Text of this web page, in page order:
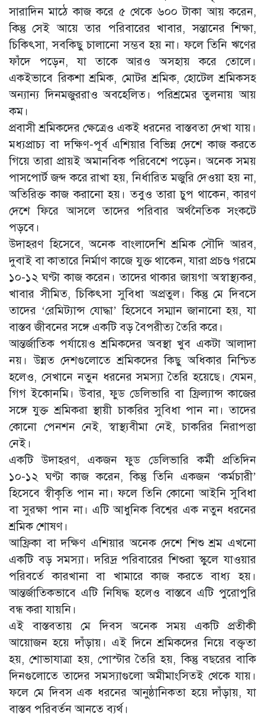
সারাদিন মাঠে কাজ করে ৫ থেকে ৬০০ টাকা আয় করেন,
কিন্তু সেই আয়ে তার পরিবারের খাবার, সন্তানের শিক্ষা,
চিকিৎসা, সবকিছু চালানো সম্ভব হয় না। ফলে তিনি ঋণের
ফাঁদে পড়েন, যা তাকে আরও অসহায় করে তোলে।
একইভাবে রিকশা শ্রমিক, মোটর শ্রমিক, হোটেল শ্রমিকসহ
অন্যান্য দিনমজুররাও অবহেলিত। পরিশ্রমের তুলনায় আয়
কম।
প্রবাসী শ্রমিকদের ক্ষেত্রেও একই ধরনের বাস্তবতা দেখা যায়।
মধ্যপ্রাচ্য বা দক্ষিণ-পূর্ব এশিয়ার বিভিন্ন দেশে কাজ করতে
গিয়ে তারা প্রায়ই অমানবিক পরিবেশে পড়েন। অনেক সময়
পাসপোর্ট জব্দ করে রাখা হয়, নির্ধারিত মজুরি দেওয়া হয় না,
অতিরিক্ত কাজ করানো হয়। তবুও তারা চুপ থাকেন, কারণ
দেশে ফিরে আসলে তাদের পরিবার অর্থনৈতিক সংকটে
পড়বে।
উদাহরণ হিসেবে, অনেক বাংলাদেশি শ্রমিক সৌদি আরব,
দুবাই বা কাতারে নির্মাণ কাজে যুক্ত থাকেন, যারা প্রচণ্ড গরমে
১০-১২ ঘণ্টা কাজ করেন। তাদের থাকার জায়গা অস্বাস্থ্যকর,
খাবার সীমিত, চিকিৎসা সুবিধা অপ্রতুল। কিন্তু মে দিবসে
তাদের ‘রেমিট্যান্স যোদ্ধা’ হিসেবে সম্মান জানানো হয়, যা
বাস্তব জীবনের সঙ্গে একটি বড় বৈপরীত্য তৈরি করে।
আন্তর্জাতিক পর্যায়েও শ্রমিকদের অবস্থা খুব একটা আলাদা
নয়। উন্নত দেশগুলোতে শ্রমিকদের কিছু অধিকার নিশ্চিত
হলেও, সেখানে নতুন ধরনের সমস্যা তৈরি হয়েছে। যেমন,
গিগ ইকোনমি। উবার, ফুড ডেলিভারি বা ফ্রিল্যান্স কাজের
সঙ্গে যুক্ত শ্রমিকরা স্থায়ী চাকরির সুবিধা পান না। তাদের
কোনো পেনশন নেই, স্বাস্থ্যবীমা নেই, চাকরির নিরাপত্তা
নেই।
একটি উদাহরণ, একজন ফুড ডেলিভারি কর্মী প্রতিদিন
১০-১২ ঘণ্টা কাজ করেন, কিন্তু তিনি একজন ‘কর্মচারী’
হিসেবে স্বীকৃতি পান না। ফলে তিনি কোনো আইনি সুবিধা
বা সুরক্ষা পান না। এটি আধুনিক বিশ্বের এক নতুন ধরনের
শ্রমিক শোষণ।
আফ্রিকা বা দক্ষিণ এশিয়ার অনেক দেশে শিশু শ্রম এখনো
একটি বড় সমস্যা। দরিদ্র পরিবারের শিশুরা স্কুলে যাওয়ার
পরিবর্তে কারখানা বা খামারে কাজ করতে বাধ্য হয়।
আন্তর্জাতিকভাবে এটি নিষিদ্ধ হলেও বাস্তবে এটি পুরোপুরি
বন্ধ করা যায়নি।
এই বাস্তবতায় মে দিবস অনেক সময় একটি প্রতীকী
আয়োজন হয়ে দাঁড়ায়। এই দিনে শ্রমিকদের নিয়ে বক্তৃতা
হয়, শোভাযাত্রা হয়, পোস্টার তৈরি হয়, কিন্তু বছরের বাকি
দিনগুলোতে তাদের সমস্যাগুলো অমীমাংসিতই থেকে যায়।
ফলে মে দিবস এক ধরনের আনুষ্ঠানিকতা হয়ে দাঁড়ায়, যা
বাস্তব পরিবর্তন আনতে ব্যর্থ।